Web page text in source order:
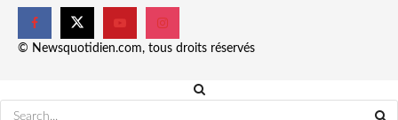
© Newsquotidien.com, tous droits réservés